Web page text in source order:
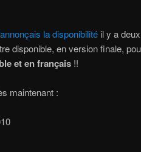
la disponibilité il y a
disponible, en version finale,
et en français !!
maintenant :